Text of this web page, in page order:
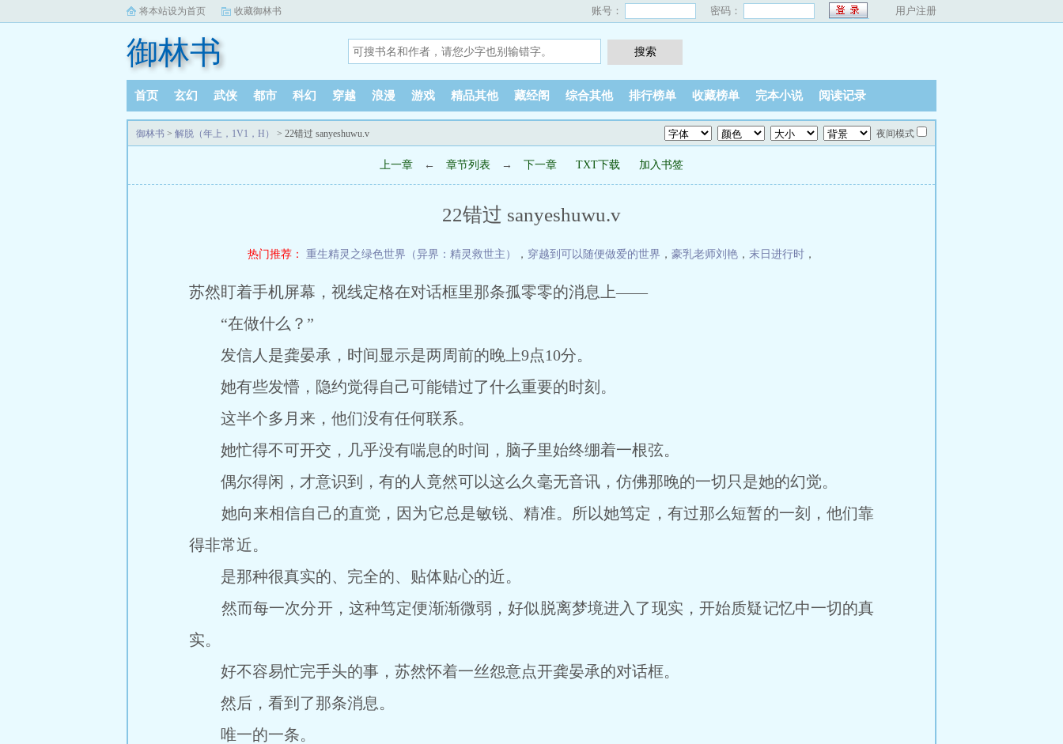
将本站设为首页 收藏御林书 账号： 密码： 用户注册
御林书
首页 玄幻 武侠 都市 科幻 穿越 浪漫 游戏 精品其他 藏经阁 综合其他 排行榜单 收藏榜单 完本小说 阅读记录
御林书 > 解脱（年上，1V1，H） > 22错过 sanyeshuwu.v 夜间模式
上一章 ← 章节列表 → 下一章 TXT下载 加入书签
22错过 sanyeshuwu.v
热门推荐： 重生精灵之绿色世界（异界：精灵救世主） ， 穿越到可以随便做爱的世界 ， 豪乳老师刘艳 ， 末日进行时 ，
苏然盯着手机屏幕，视线定格在对话框里那条孤零零的消息上——
“在做什么？”
发信人是龚晏承，时间显示是两周前的晚上9点10分。
她有些发懵，隐约觉得自己可能错过了什么重要的时刻。
这半个多月来，他们没有任何联系。
她忙得不可开交，几乎没有喘息的时间，脑子里始终绷着一根弦。
偶尔得闲，才意识到，有的人竟然可以这么久毫无音讯，仿佛那晚的一切只是她的幻觉。
她向来相信自己的直觉，因为它总是敏锐、精准。所以她笃定，有过那么短暂的一刻，他们靠
得非常近。
是那种很真实的、完全的、贴体贴心的近。
然而每一次分开，这种笃定便渐渐微弱，好似脱离梦境进入了现实，开始质疑记忆中一切的真
实。
好不容易忙完手头的事，苏然怀着一丝怨意点开龚晏承的对话框。
然后，看到了那条消息。
唯一的一条。